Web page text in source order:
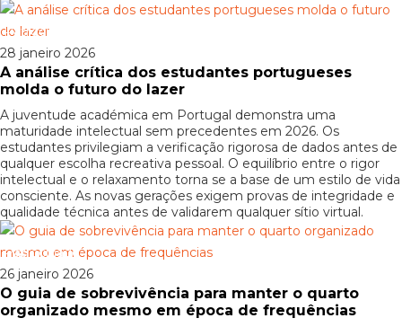
Patrocinado
28 janeiro 2026
A análise crítica dos estudantes portugueses
molda o futuro do lazer
A juventude académica em Portugal demonstra uma
maturidade intelectual sem precedentes em 2026. Os
estudantes privilegiam a verificação rigorosa de dados antes de
qualquer escolha recreativa pessoal. O equilíbrio entre o rigor
intelectual e o relaxamento torna se a base de um estilo de vida
consciente. As novas gerações exigem provas de integridade e
qualidade técnica antes de validarem qualquer sítio virtual.
Patrocinado
26 janeiro 2026
O guia de sobrevivência para manter o quarto
organizado mesmo em época de frequências